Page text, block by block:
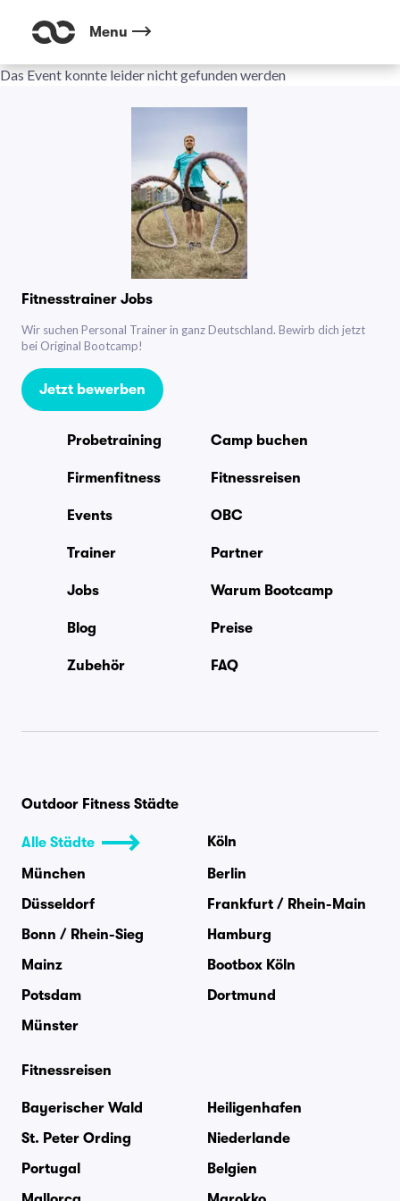
Menu
Das Event konnte leider nicht gefunden werden
Fitnesstrainer Jobs
Wir suchen Personal Trainer in ganz Deutschland. Bewirb dich jetzt
bei Original Bootcamp!
Jetzt bewerben
Probetraining Camp buchen
Firmenfitness Fitnessreisen
Events OBC
Trainer Partner
Jobs Warum Bootcamp
Blog Preise
Zubehör FAQ
Outdoor Fitness Städte
Alle Städte
Köln
München
Berlin
Düsseldorf
Frankfurt / Rhein-Main
Bonn / Rhein-Sieg
Hamburg
Mainz
Bootbox Köln
Potsdam
Dortmund
Münster
Fitnessreisen
Bayerischer Wald
Heiligenhafen
St. Peter Ording
Niederlande
Portugal
Belgien